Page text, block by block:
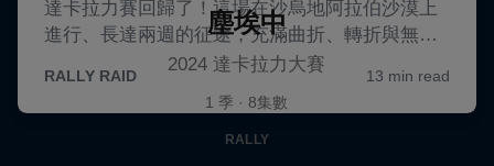
塵埃中
2024 達卡拉力大賽
1 季 · 8集數
RALLY